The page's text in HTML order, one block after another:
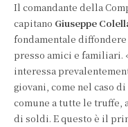
Il comandante della
capitano Giuseppe
fondamentale
presso amici e familiari.
interessa
giovani, come nel caso
comune a tutte le truffe,
di soldi. E questo è il